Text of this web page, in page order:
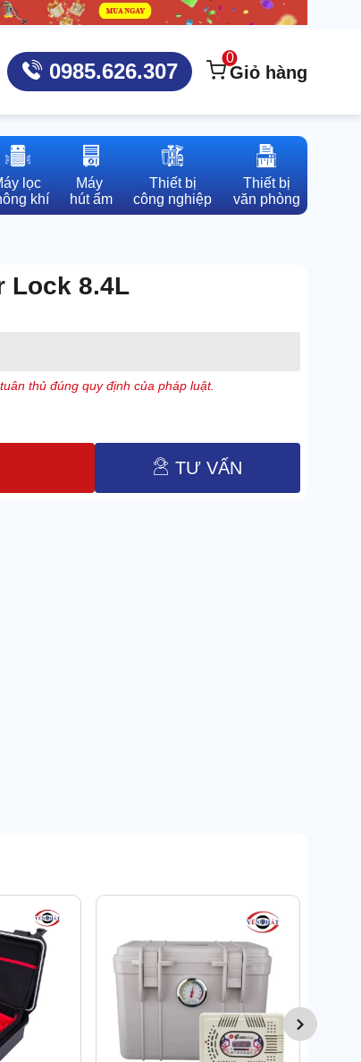
0985.626.307
0
Giỏ hàng
lọc
khí
Máy
hút ẩm
Thiết bị
công nghiệp
Thiết bị
văn phòng
Lock 8.4L
thủ đúng quy định của pháp luật.
TƯ VẤN